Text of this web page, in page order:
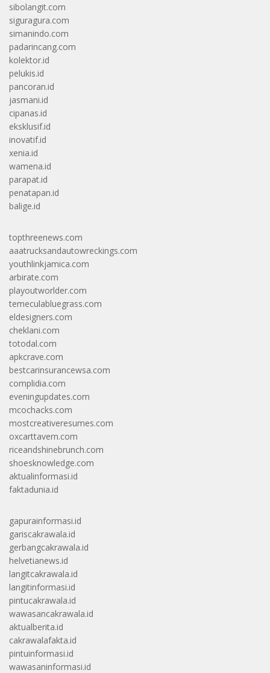
sibolangit.com
siguragura.com
simanindo.com
padarincang.com
kolektor.id
pelukis.id
pancoran.id
jasmani.id
cipanas.id
eksklusif.id
inovatif.id
xenia.id
wamena.id
parapat.id
penatapan.id
balige.id
topthreenews.com
aaatrucksandautowreckings.com
youthlinkjamica.com
arbirate.com
playoutworlder.com
temeculabluegrass.com
eldesigners.com
cheklani.com
totodal.com
apkcrave.com
bestcarinsurancewsa.com
complidia.com
eveningupdates.com
mcochacks.com
mostcreativeresumes.com
oxcarttavern.com
riceandshinebrunch.com
shoesknowledge.com
aktualinformasi.id
faktadunia.id
gapurainformasi.id
gariscakrawala.id
gerbangcakrawala.id
helvetianews.id
langitcakrawala.id
langitinformasi.id
pintucakrawala.id
wawasancakrawala.id
aktualberita.id
cakrawalafakta.id
pintuinformasi.id
wawasaninformasi.id